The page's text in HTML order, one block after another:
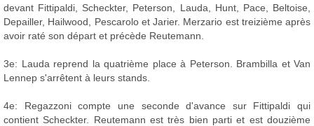
devant Fittipaldi, Scheckter, Peterson, Lauda, Hunt, Pace, Beltoise,
Depailler, Hailwood, Pescarolo et Jarier. Merzario est treizième après
avoir raté son départ et précède Reutemann.
3e: Lauda reprend la quatrième place à Peterson. Brambilla et Van
Lennep s'arrêtent à leurs stands.
4e: Regazzoni compte une seconde d'avance sur Fittipaldi qui
contient Scheckter. Reutemann est très bien parti et est douzième